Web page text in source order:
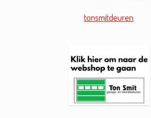
tonsmitdeuren